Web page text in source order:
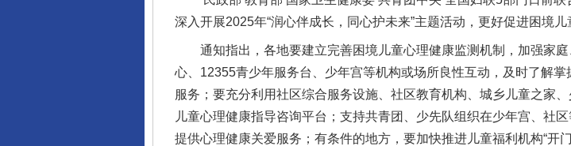
深入开展2025年“润心伴成长，同心护未来”主题活动，更好促进困境儿
通知指出，各地要建立完善困境儿童心理健康监测机制，加强家庭
心、12355青少年服务台、少年宫等机构或场所良性互动，及时了解
服务；要充分利用社区综合服务设施、社区教育机构、城乡儿童之家
儿童心理健康指导咨询平台；支持共青团、少先队组织在少年宫、社
提供心理健康关爱服务；有条件的地方，要加快推进儿童福利机构“开